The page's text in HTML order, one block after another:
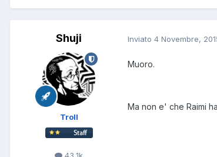
Shuji
Troll
Inviato 4 Novembre,
Muoro.
Ma non e' che Raimi